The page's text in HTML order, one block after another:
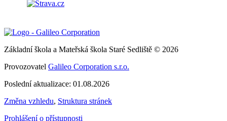
Základní škola a Mateřská škola Staré Sedliště © 2026
Provozovatel Galileo Corporation s.r.o.
Poslední aktualizace: 01.08.2026
Změna vzhledu, Struktura stránek
Prohlášení o přístupnosti